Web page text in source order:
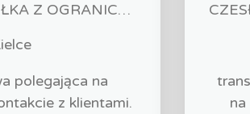
MB SOLAR SPÓŁKA Z OGRANICZONĄ ODPOWIEDZIALNOŚCIĄ
polegająca na
z klientami.